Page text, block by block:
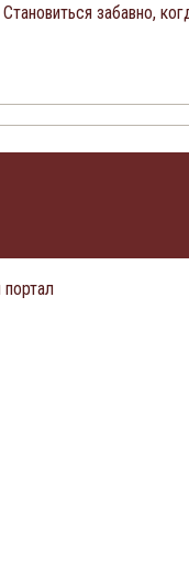
забавно,